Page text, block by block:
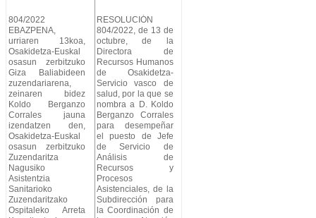
804/2022
EBAZPENA,
urriaren 13koa,
Osakidetza-Euskal
osasun zerbitzuko
Giza Baliabideen
zuzendariarena,
zeinaren bidez
Koldo Berganzo
Corrales jauna
izendatzen den,
Osakidetza-Euskal
osasun zerbitzuko
Zuzendaritza
Nagusiko
Asistentzia
Sanitarioko
Zuzendaritzako
Ospitaleko Arreta
RESOLUCIÓN
804/2022, de 13 de
octubre, de la
Directora de
Recursos Humanos
de Osakidetza-
Servicio vasco de
salud, por la que se
nombra a D. Koldo
Berganzo Corrales
para desempeñar
el puesto de Jefe
de Servicio de
Análisis de
Recursos y
Procesos
Asistenciales, de la
Subdirección para
la Coordinación de